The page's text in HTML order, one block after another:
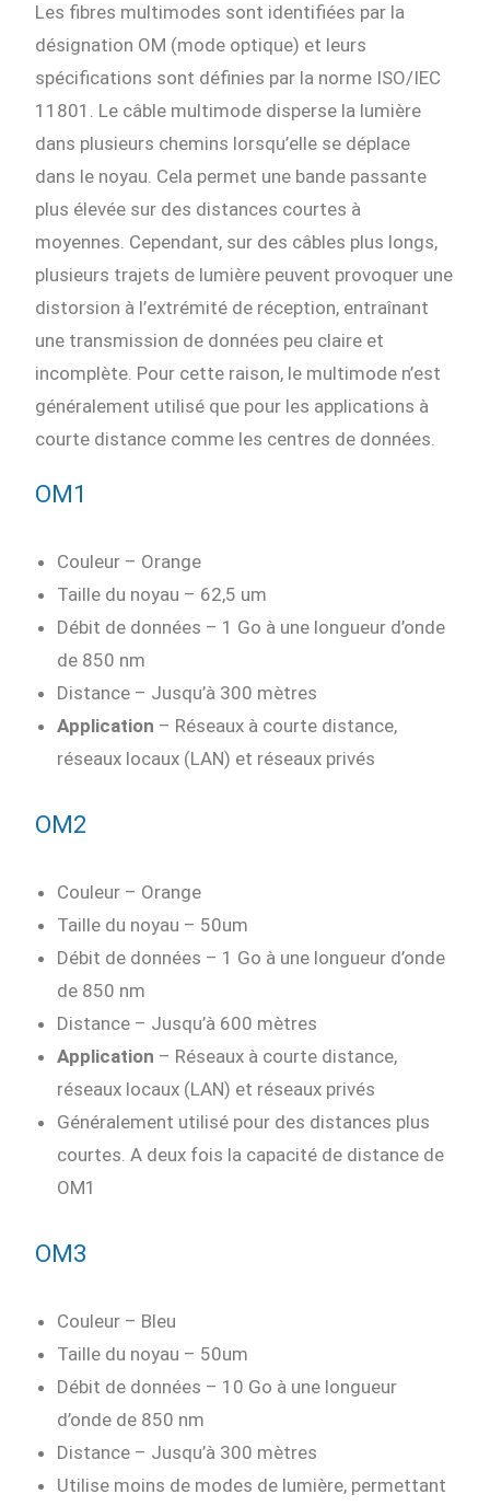
Les fibres multimodes sont identifiées par la
désignation OM (mode optique) et leurs
spécifications sont définies par la norme ISO/IEC
11801. Le câble multimode disperse la lumière
dans plusieurs chemins lorsqu’elle se déplace
dans le noyau. Cela permet une bande passante
plus élevée sur des distances courtes à
moyennes. Cependant, sur des câbles plus longs,
plusieurs trajets de lumière peuvent provoquer une
distorsion à l’extrémité de réception, entraînant
une transmission de données peu claire et
incomplète. Pour cette raison, le multimode n’est
généralement utilisé que pour les applications à
courte distance comme les centres de données.
OM1
Couleur – Orange
Taille du noyau – 62,5 um
Débit de données – 1 Go à une longueur d’onde
de 850 nm
Distance – Jusqu’à 300 mètres
Application – Réseaux à courte distance,
réseaux locaux (LAN) et réseaux privés
OM2
Couleur – Orange
Taille du noyau – 50um
Débit de données – 1 Go à une longueur d’onde
de 850 nm
Distance – Jusqu’à 600 mètres
Application – Réseaux à courte distance,
réseaux locaux (LAN) et réseaux privés
Généralement utilisé pour des distances plus
courtes. A deux fois la capacité de distance de
OM1
OM3
Couleur – Bleu
Taille du noyau – 50um
Débit de données – 10 Go à une longueur
d’onde de 850 nm
Distance – Jusqu’à 300 mètres
Utilise moins de modes de lumière, permettant